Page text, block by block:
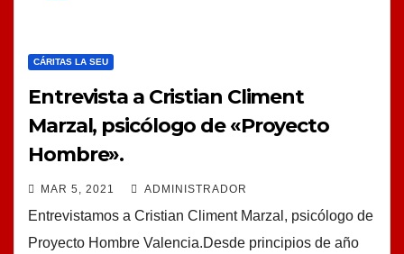
CÁRITAS LA SEU
Entrevista a Cristian Climent
Marzal, psicólogo de «Proyecto
Hombre».
MAR 5, 2021 ADMINISTRADOR
Entrevistamos a Cristian Climent Marzal, psicólogo de
Proyecto Hombre Valencia.Desde principios de año